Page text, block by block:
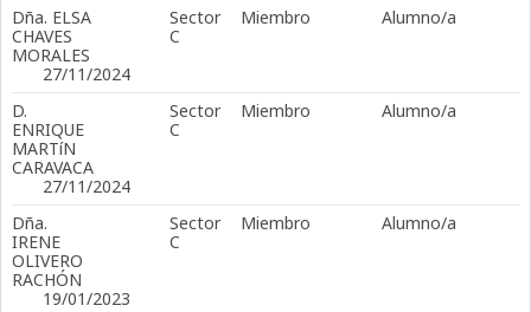
Dña. ELSA
CHAVES
MORALES
Sector
C
Miembro Alumno/a
27/11/2024
D.
ENRIQUE
MARTíN
CARAVACA
Sector
C
Miembro Alumno/a
27/11/2024
Dña.
IRENE
OLIVERO
RACHÓN
Sector
C
Miembro Alumno/a
19/01/2023